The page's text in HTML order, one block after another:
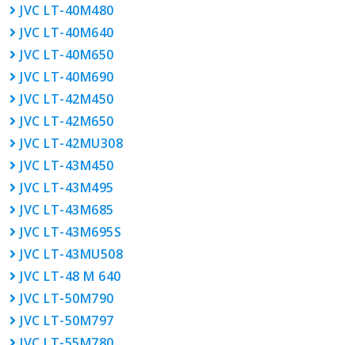
JVC LT-40M480
JVC LT-40M640
JVC LT-40M650
JVC LT-40M690
JVC LT-42M450
JVC LT-42M650
JVC LT-42MU308
JVC LT-43M450
JVC LT-43M495
JVC LT-43M685
JVC LT-43M695S
JVC LT-43MU508
JVC LT-48 M 640
JVC LT-50M790
JVC LT-50M797